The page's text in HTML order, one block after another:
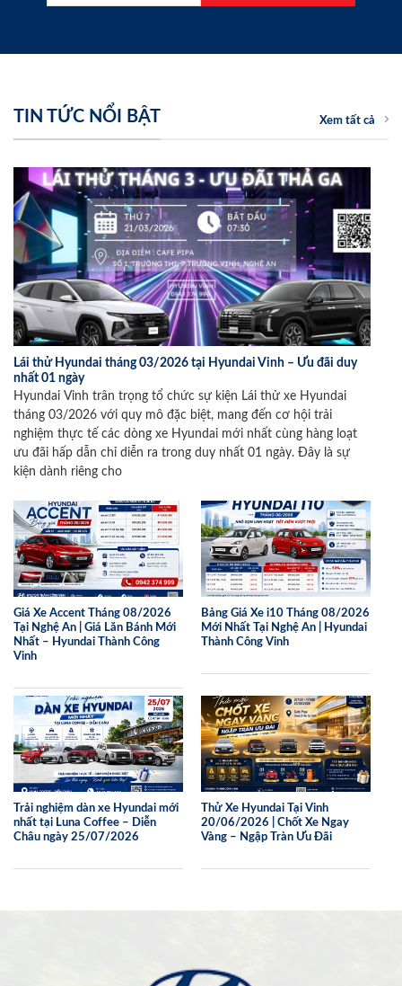
TIN TỨC NỔI BẬT Xem tất cả
Lái thử Hyundai tháng 03/2026 tại Hyundai Vinh – Ưu đãi duy
nhất 01 ngày
Hyundai Vinh trân trọng tổ chức sự kiện Lái thử xe Hyundai
tháng 03/2026 với quy mô đặc biệt, mang đến cơ hội trải
nghiệm thực tế các dòng xe Hyundai mới nhất cùng hàng loạt
ưu đãi hấp dẫn chỉ diễn ra trong duy nhất 01 ngày. Đây là sự
kiện dành riêng cho
Giá Xe Accent Tháng 08/2026
Tại Nghệ An | Giá Lăn Bánh Mới
Nhất – Hyundai Thành Công
Vinh
Bảng Giá Xe i10 Tháng 08/2026
Mới Nhất Tại Nghệ An | Hyundai
Thành Công Vinh
Trải nghiệm dàn xe Hyundai mới
nhất tại Luna Coffee – Diễn
Châu ngày 25/07/2026
Thử Xe Hyundai Tại Vinh
20/06/2026 | Chốt Xe Ngay
Vàng – Ngập Tràn Ưu Đãi